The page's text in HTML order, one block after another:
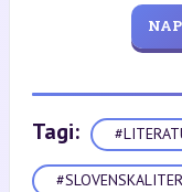
Tagi: